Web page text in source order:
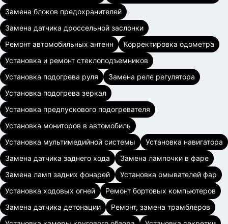
Замена блоков предохранителей
Замена датчика дроссельной заслонки
Ремонт автомобильных антенн
Корректировка одометра
Установка и ремонт стеклоподъемников
Установка подогрева руля
Замена реле регулятора
Установка подогрева зеркал
Установка предпускового подогревателя
Установка мониторов в автомобиль
Установка мультимедийной системы
Установка навигатора
Замена датчика заднего хода
Замена лампочки в фаре
Замена ламп задних фонарей
Установка омывателей фар
Установка ходовых огней
Ремонт бортовых компьютеров
Замена датчика детонации
Ремонт, замена трамблеров